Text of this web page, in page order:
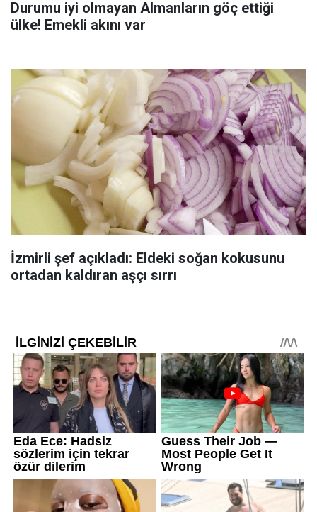
Durumu iyi olmayan Almanların göç ettiği
ülke! Emekli akını var
İzmirli şef açıkladı: Eldeki soğan kokusunu
ortadan kaldıran aşçı sırrı